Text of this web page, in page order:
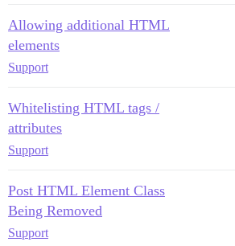
Allowing additional HTML
elements
Support
Whitelisting HTML tags /
attributes
Support
Post HTML Element Class
Being Removed
Support